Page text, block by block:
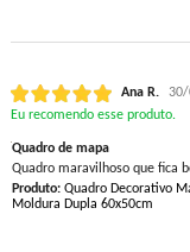
Ana R.
30/
Eu recomendo esse produto.
Quadro de mapa
Quadro maravilhoso que fica
Produto:Quadro Decorativo
Moldura Dupla 60x50cm